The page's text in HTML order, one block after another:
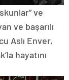
ve
ve başarılı
Aslı Enver,
hayatını